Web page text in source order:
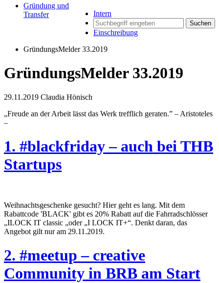
Intern
Suchen
Einschreibung
Gründung und
Transfer
GründungsMelder 33.2019
GründungsMelder 33.2019
29.11.2019 Claudia Hönisch
„Freude an der Arbeit lässt das Werk trefflich geraten.” – Aristoteles
–
1. #blackfriday – auch bei THB
Startups
Weihnachtsgeschenke gesucht? Hier geht es lang. Mit dem
Rabattcode 'BLACK' gibt es 20% Rabatt auf die Fahrradschlösser
„ILOCK IT classic „oder „I LOCK IT+“. Denkt daran, das
Angebot gilt nur am 29.11.2019.
2. #meetup – creative
Community in BRB am Start